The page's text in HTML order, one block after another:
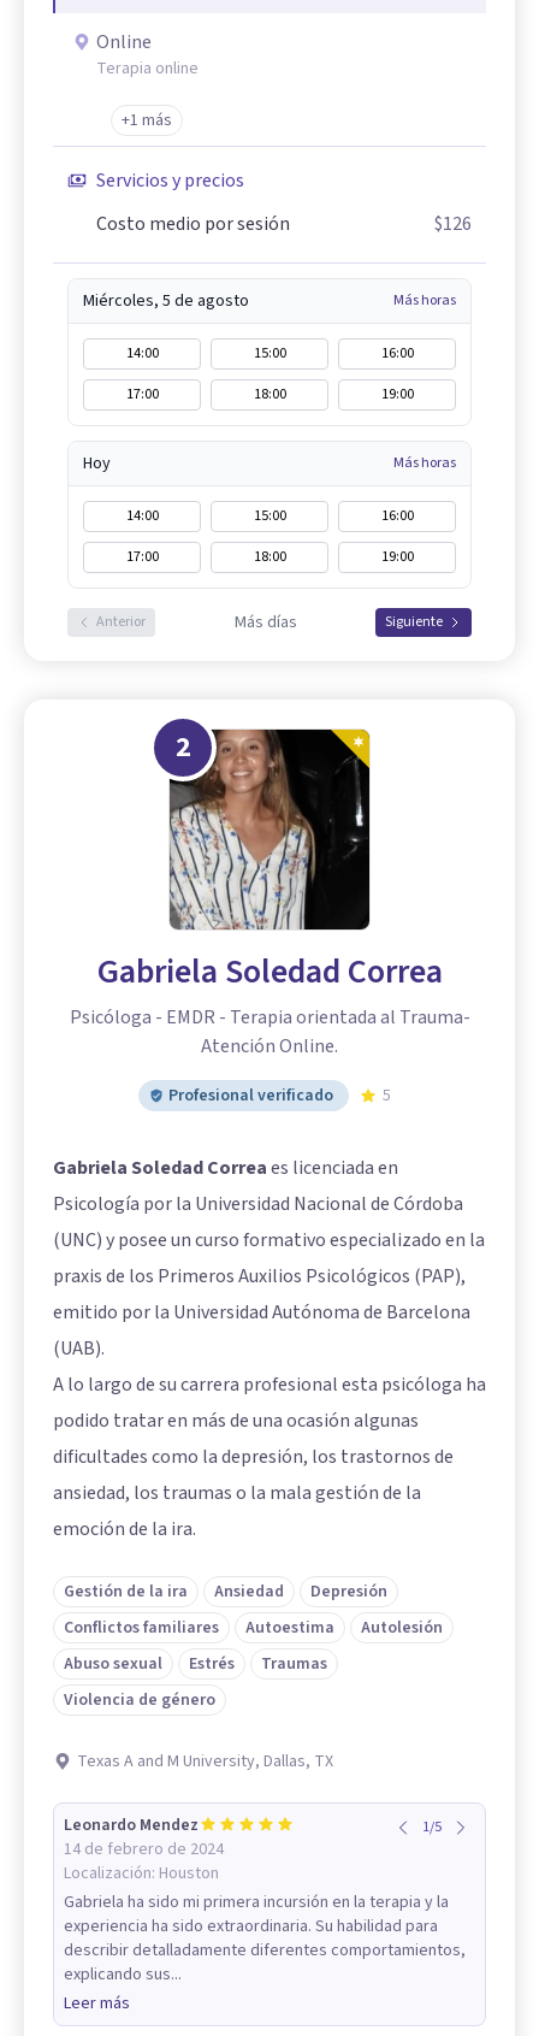
Online
Terapia online
+1 más
Servicios y precios
Costo medio por sesión
$126
Miércoles, 5 de agosto Más horas
14:00 15:00
16:00
17:00
18:00 19:00
Hoy Más horas
14:00 15:00
16:00
17:00
18:00 19:00
Anterior Más días Siguiente
2
Gabriela Soledad Correa
Psicóloga - EMDR - Terapia orientada al Trauma-
Atención Online.
Profesional verificado 5
Gabriela Soledad Correaes licenciada en
Psicología por la Universidad Nacional de Córdoba
(UNC) y posee un curso formativo especializado en la
praxis de los Primeros Auxilios Psicológicos (PAP),
emitido por la Universidad Autónoma de Barcelona
(UAB).
A lo largo de su carrera profesional esta psicóloga ha
podido tratar en más de una ocasión algunas
dificultades como la depresión, los trastornos de
ansiedad, los traumas o la mala gestión de la
emoción de la ira.
Gestión de la ira Ansiedad
Depresión
Conflictos familiares
Autoestima
Autolesión
Abuso sexual
Estrés
Traumas
Violencia de género
Texas A and M University, Dallas, TX
Leonardo Mendez
14 de febrero de 2024
Localización: Houston
1/5
Gabriela ha sido mi primera incursión en la terapia y la
experiencia ha sido extraordinaria. Su habilidad para
describir detalladamente diferentes comportamientos,
explicando sus...
Leer más